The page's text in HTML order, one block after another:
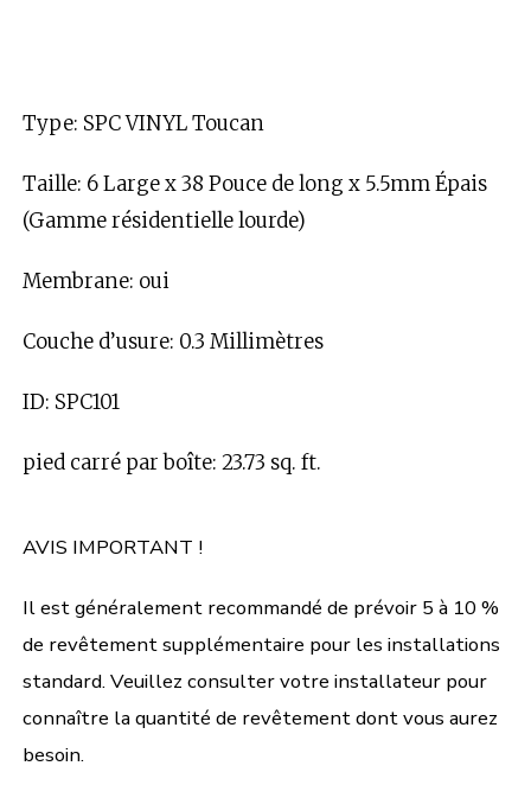
Type: SPC VINYL Toucan
Taille: 6 Large x 38 Pouce de long x 5.5mm Épais
(Gamme résidentielle lourde)
Membrane: oui
Couche d’usure: 0.3 Millimètres
ID: SPC101
pied carré par boîte: 23.73 sq. ft.
AVIS IMPORTANT !
Il est généralement recommandé de prévoir 5 à 10 %
de revêtement supplémentaire pour les installations
standard. Veuillez consulter votre installateur pour
connaître la quantité de revêtement dont vous aurez
besoin.